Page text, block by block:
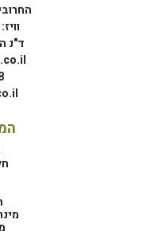
החרובים 8, מושב
ד"נ